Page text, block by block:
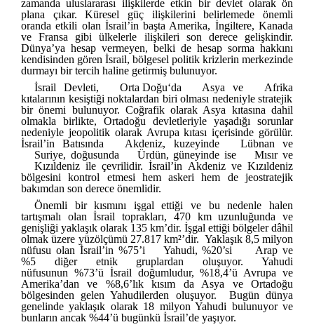
zamanda uluslararası ilişkilerde etkin bir devlet olarak ön
plana çıkar. Küresel güç ilişkilerini belirlemede önemli
oranda etkili olan İsrail’in başta Amerika, İngiltere, Kanada
ve Fransa gibi ülkelerle ilişkileri son derece gelişkindir.
Dünya’ya hesap vermeyen, belki de hesap sorma hakkını
kendisinden gören İsrail, bölgesel politik krizlerin merkezinde
durmayı bir tercih haline getirmiş bulunuyor.
İsrail Devleti,
Orta Doğu‘da Asya ve
Afrika
kıtalarının kesiştiği noktalardan biri olması nedeniyle stratejik
bir önemi bulunuyor. Coğrafik olarak Asya kıtasına dahil
olmakla birlikte, Ortadoğu devletleriyle yaşadığı sorunlar
nedeniyle jeopolitik olarak Avrupa kıtası içerisinde görülür.
İsrail’in Batısında
Akdeniz, kuzeyinde Lübnan ve
Suriye, doğusunda Ürdün, güneyinde ise Mısırve
Kızıldenizile çevrilidir. İsrail’in Akdeniz ve Kızıldeniz
bölgesini kontrol etmesi hem askeri hem de jeostratejik
bakımdan son derece önemlidir.
Önemli bir kısmını işgal ettiği ve bu nedenle halen
tartışmalı olan İsrail toprakları, 470 km uzunluğunda ve
genişliği yaklaşık olarak 135 km’dir. İşgal ettiği bölgeler dâhil
olmak üzere yüzölçümü 27.817 km²’dir. Yaklaşık 8,5 milyon
nüfusu olan İsrail’in %75’i
Yahudi, %20’si Arap ve
%5 diğer etnik gruplardan oluşuyor. Yahudi
nüfusunun %73’ü İsrail doğumludur, %18,4’ü Avrupa ve
Amerika’dan ve %8,6’lık kısım da Asya ve Ortadoğu
bölgesinden gelen Yahudilerden oluşuyor. Bugün dünya
genelinde yaklaşık olarak 18 milyon Yahudi bulunuyor ve
bunların ancak %44’ü bugünkü İsrail’de yaşıyor.